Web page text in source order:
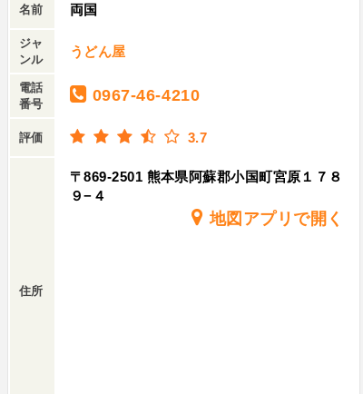
名前 両国
ジャ
ンル
うどん屋
電話
番号
0967-46-4210
評価 3.7
住所
〒869-2501 熊本県阿蘇郡小国町宮原１７８
９−４
地図アプリで開く